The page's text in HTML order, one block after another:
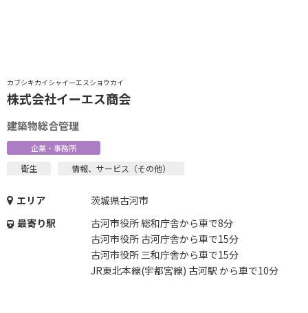
カブシキカイシャイーエスショウカイ
株式会社イーエス商会
建築物総合管理
企業・事務所
衛生 情報、サービス（その他）
エリア
茨城県古河市
最寄り駅
古河市役所 総和庁舎から車で8分
古河市役所 古河庁舎から車で15分
古河市役所 三和庁舎から車で15分
JR東北本線(宇都宮線) 古河駅 から車で10分